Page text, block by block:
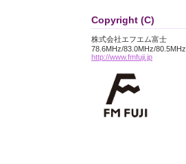
Copyright (C)
株式会社エフエム富士
78.6MHz/83.0MHz/80.5MHz
http://www.fmfuji.jp